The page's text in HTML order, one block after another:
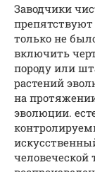
Заводчики
только не
включить
породу или
растений
на
эволюции.
человеческой